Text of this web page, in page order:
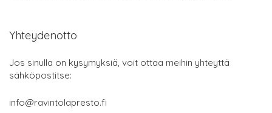
Yhteydenotto
Jos sinulla on kysymyksiä, voit ottaa meihin yhteyttä
sähköpostitse:
info@ravintolapresto.fi